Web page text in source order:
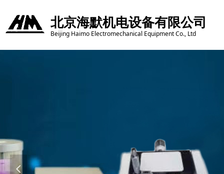
北京海默机电设备有限公司
Beijing Haimo Electromechanical Equipment Co., Ltd
넳